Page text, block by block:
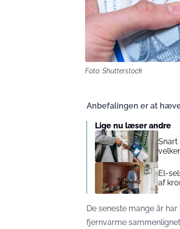
Foto: Shutterstock
Anbefalingen er at
Lige nu læser andre
Snart
El-
af
De seneste mange år
fjernvarme